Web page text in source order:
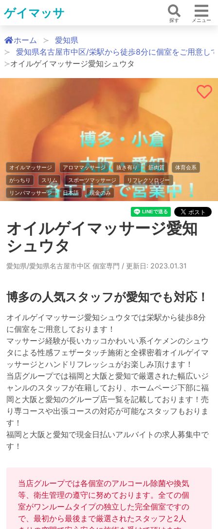
ゲイマッサ
探す メニュー
ホーム
愛知県
愛知県名古屋市中区/栄駅から徒歩8分に個室をご用意し
オイルゲイマッサージ愛知シュウタ
オイルマッサージ アロママッサージ 抜き有り 筋肉質
体育会系
がっちり
スリム スポーツマッサージ
リフレクソロジー
リンパマッサージ
日本語 現金のみ
オイルゲイマッサージ愛知
シュウタ
愛知県/愛知県名古屋市中区 個室専門 / 更新日: 2023.01.31
博多の人気スタッフが愛知でも対応！
オイルゲイマッサージ愛知シュウタでは栄駅から徒歩8分
に個室をご用意しております！
マッサージ経験が長いカッコかわいい系イケメンのシュウ
タによる性感フェザータッチ施術と全裸密着オイルゲイマ
ッサージとハンドリフレッシュがお楽しみ頂けます！
当店グループでは福岡と大阪と愛知で厳選された幅広いジ
ャンルのスタッフが在籍しており、ホームページ下部に福
岡と大阪と愛知のグループ店一覧を記載しております！売
り専コースや出張コースの対応が可能なスタッフもおりま
す！
福岡と大阪と愛知で現金日払いアルバイトの求人募集中で
す！
当店グループでは各個室のアルコール除菌や換気
等、衛生管理の遵守に努めております。全ての個
室がワンルームタイプの独立した完全個室ですの
で、最初から最後まで厳選されたスタッフと2人